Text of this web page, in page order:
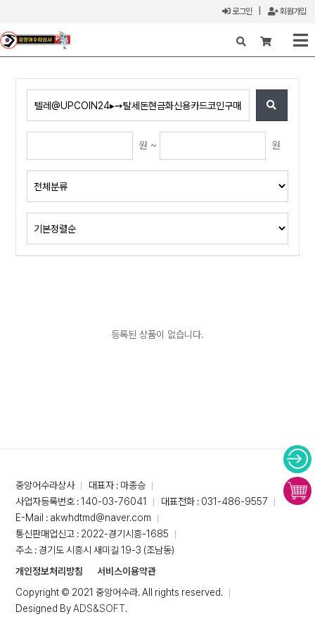
로그인 회원가입
X
원 ~ 원
등록된 상품이 없습니다.
중앙어수라상사
대표자 : 마종승
사업자등록번호 : 140-03-76041
대표전화 : 031-486-9557
E-Mail : akwhdtmd@naver.com
통신판매업신고 : 2022-경기시흥-1685
주소 : 경기도 시흥시 새미길 19-3 (조남동)
개인정보처리방침
서비스이용약관
Copyright © 2021 중앙어수라. All rights reserved.
Designed ByADS&SOFT.